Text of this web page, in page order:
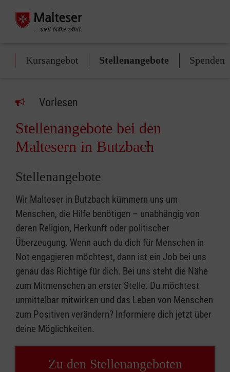
Kursangebot Stellenangebote Spenden
Vorlesen
Stellenangebote bei den
Maltesern in Butzbach
Stellenangebote
Wir Malteser in Butzbach kümmern uns um
Menschen, die Hilfe benötigen – unabhängig von
deren Religion, Herkunft oder politischer
Überzeugung. Wenn auch du dich für Menschen in
Not engagieren möchtest, dann ist ein Job bei uns
genau das Richtige für dich. Bei uns steht die Nähe
zum Mitmenschen an erster Stelle. Du möchtest
unmittelbar mitwirken und das Leben von Menschen
zum Positiven verändern? Informiere dich jetzt über
deine Möglichkeiten.
Zu den Stellenangeboten